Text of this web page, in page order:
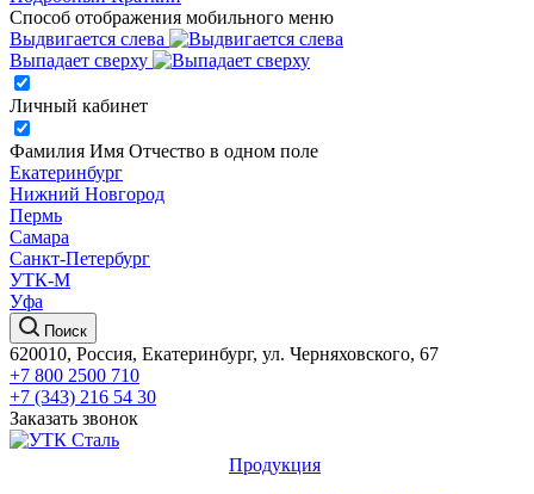
Способ отображения мобильного меню
Выдвигается слева
Выпадает сверху
Личный кабинет
Фамилия Имя Отчество в одном поле
Екатеринбург
Нижний Новгород
Пермь
Самара
Санкт-Петербург
УТК-М
Уфа
Поиск
620010, Россия, Екатеринбург, ул. Черняховского, 67
+7 800 2500 710
+7 (343) 216 54 30
Заказать звонок
Продукция